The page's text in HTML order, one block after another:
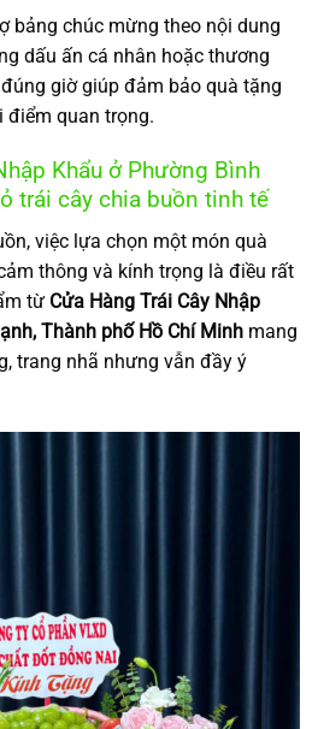
bảng chúc mừng theo nội dung
dấu ấn cá nhân hoặc thương
giờ giúp đảm bảo quà tặng
quan trọng.
Khẩu ở Phường Bình
trái cây chia buồn tinh tế
việc lựa chọn một món quà
thông và kính trọng là điều rất
từ Cửa Hàng Trái Cây Nhập
Thành phố Hồ Chí Minh mang
trang nhã nhưng vẫn đầy ý